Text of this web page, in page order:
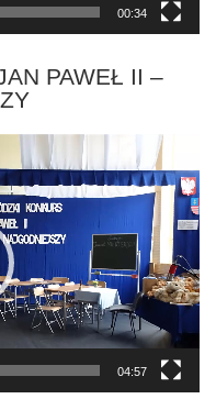
00:34
PAWEŁ II –
04:57